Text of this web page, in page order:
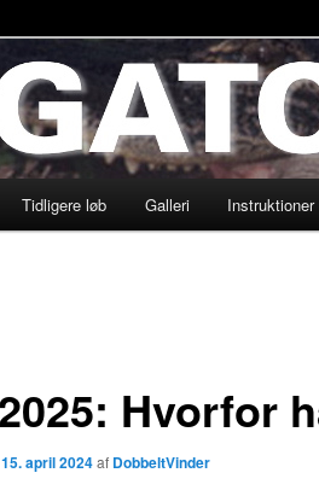
Tidligere løb Galleri Instruktioner
Hvorfor
15. april 2024af DobbeltVinder